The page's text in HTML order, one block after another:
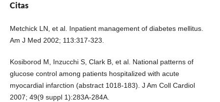
Citas
Metchick LN, et al. Inpatient management of diabetes mellitus.
Am J Med 2002; 113:317-323.
Kosiborod M, Inzucchi S, Clark B, et al. National patterns of
glucose control among patients hospitalized with acute
myocardial infarction (abstract 1018-183). J Am Coll Cardiol
2007; 49(9 suppl 1):283A-284A.